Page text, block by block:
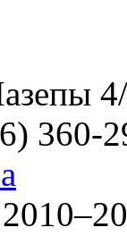
360-